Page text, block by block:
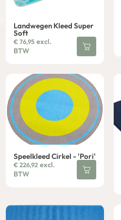
Landwegen Kleed Super
Soft
€76,95 excl.
BTW
Speelkleed Cirkel - 'Pori'
€226,92 excl.
BTW